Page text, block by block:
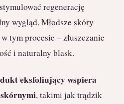
regenerację
wygląd. Młodsze skóry
tym procesie – złuszczanie
i naturalny blask.
eksfoliujący wspiera
, takimi jak trądzik